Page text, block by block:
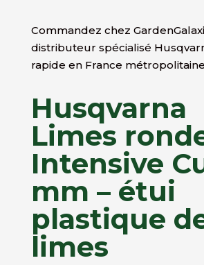
Commandez chez
distributeur spécialisé
rapide en France
Husqvarna
Limes
Intensive
mm – étui
plastique
limes